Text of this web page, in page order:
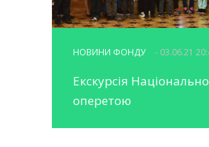
НОВИНИ ФОНДУ - 03.06.21
Екскурсія
оперетою